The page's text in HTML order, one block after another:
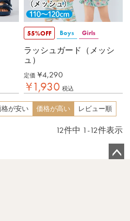
55%OFF Boys Girls
ラッシュガード（メッシ
ュ）
定価 ¥4,290
¥1,930 税込
格が安い 価格が高い レビュー順
12件中 1 -12件表示